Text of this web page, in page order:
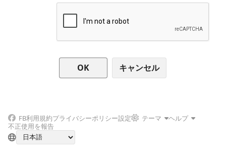
キャンセル
FB利用規約プライバシーポリシー設定 テーマ
ヘルプ
不正使用を報告